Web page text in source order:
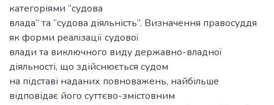
категоріями “судова
влада” та “судова діяльність”. Визначення правосуддя
як форми реалізації судової
влади та виключного виду державно-владної
діяльності, що здійснюється судом
на підставі наданих повноважень, найбільше
відповідає його суттєво-змістовним